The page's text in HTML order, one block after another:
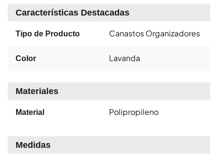
Características Destacadas
Tipo de Producto Canastos Organizadores
Color Lavanda
Materiales
Material Polipropileno
Medidas